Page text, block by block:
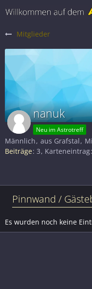
Mitglieder
nanuk
Neu im Astrotreff
Männlich aus Grafstal
Beiträge 3 Karteneintrag
Pinnwand /
Es wurden noch keine